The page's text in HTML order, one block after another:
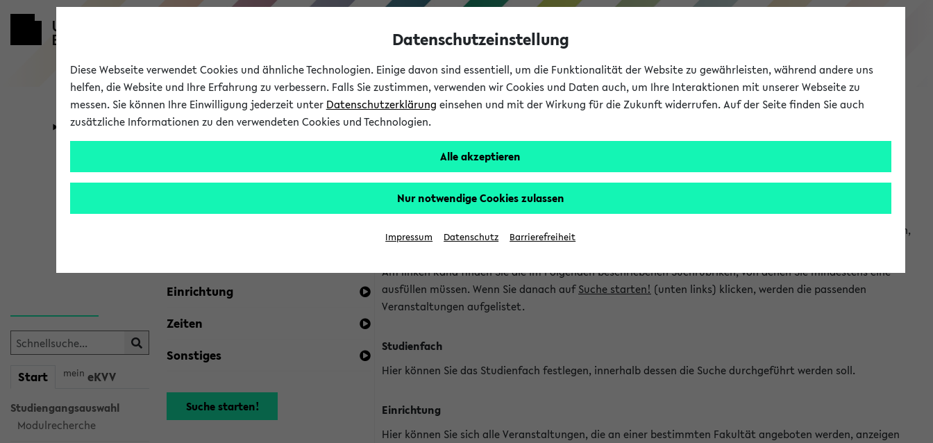
eKVV
Universität Forschung Studium
Start mein eKVV
Studiengangsauswahl
Modulrecherche
Kombisuche im eKVV
Ihre Suchkriterien:
Einrichtung
Zeiten
Sonstiges
Hinweise zur Kombisuche
Sie können das eKVV nach diversen Kriterien durchsuchen und so gezielt die Veranstaltungen heraussuchen,
die für Sie interessant sind.
Am linken Rand finden Sie die im Folgenden beschriebenen Suchrubriken, von denen Sie mindestens eine
ausfüllen müssen. Wenn Sie danach aufSuche starten! (unten links) klicken, werden die passenden
Veranstaltungen aufgelistet.
Studienfach
Hier können Sie das Studienfach festlegen, innerhalb dessen die Suche durchgeführt werden soll.
Einrichtung
Hier können Sie sich alle Veranstaltungen, die an einer bestimmten Fakultät angeboten werden, anzeigen
Datenschutzeinstellung
Diese Webseite verwendet Cookies und ähnliche Technologien. Einige davon sind essentiell, um die Funktionalität der Website zu gewährleisten, während andere uns
helfen, die Website und Ihre Erfahrung zu verbessern. Falls Sie zustimmen, verwenden wir Cookies und Daten auch, um Ihre Interaktionen mit unserer Webseite zu
messen. Sie können Ihre Einwilligung jederzeit unter Datenschutzerklärung einsehen und mit der Wirkung für die Zukunft widerrufen. Auf der Seite finden Sie auch
zusätzliche Informationen zu den verwendeten Cookies und Technologien.
Alle akzeptieren
Nur notwendige Cookies zulassen
Impressum Datenschutz Barrierefreiheit